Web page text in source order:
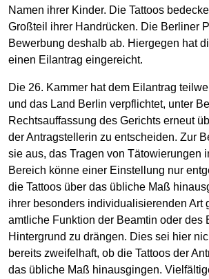
Namen ihrer Kinder. Die Tattoos
Großteil ihrer Handrücken. Die Berliner
Bewerbung deshalb ab. Hiergegen hat
einen Eilantrag eingereicht.
Die 26. Kammer hat dem Eilantrag
und das Land Berlin verpflichtet, unter
Rechtsauffassung des Gerichts erneut
der Antragstellerin zu entscheiden. Zur
sie aus, das Tragen von Tätowierungen
Bereich könne einer Einstellung nur
die Tattoos über das übliche Maß
ihrer besonders individualisierenden Art
amtliche Funktion der Beamtin oder des
Hintergrund zu drängen. Dies sei hier
bereits zweifelhaft, ob die Tattoos der
das übliche Maß hinausgingen.